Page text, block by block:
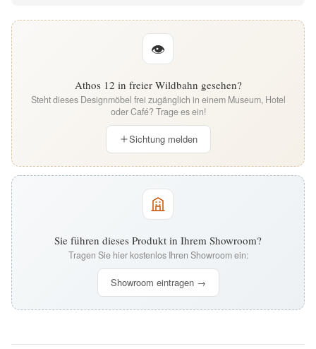
👁
Athos 12 in freier Wildbahn gesehen?
Steht dieses Designmöbel frei zugänglich in einem Museum, Hotel
oder Café? Trage es ein!
Sichtung melden
Sie führen dieses Produkt in Ihrem Showroom?
Tragen Sie hier kostenlos Ihren Showroom ein:
Showroom eintragen →